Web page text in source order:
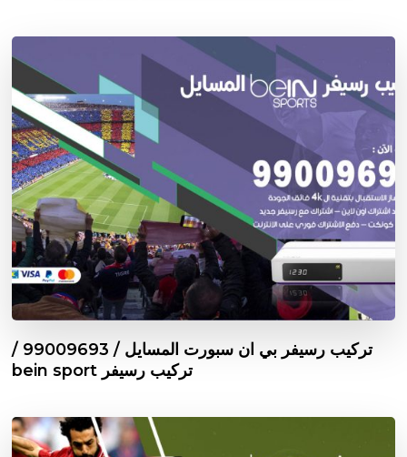
تركيب رسيفر بي ان سبورت المسايل / 99009693 /
تركيب رسيفر bein sport